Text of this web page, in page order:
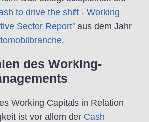
to drive the shift - Working
Sector Report" aus dem Jahr
.
des Working-
Working Capitals in Relation
ist vor allem der Cash